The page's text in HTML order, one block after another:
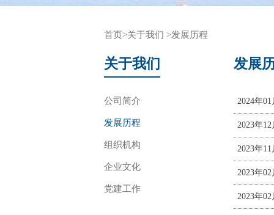
首页>关于我们 >发展历程
关于我们
公司简介
发展历程
组织机构
企业文化
党建工作
发展
2024年
2023年
2023年
2023年
2023年